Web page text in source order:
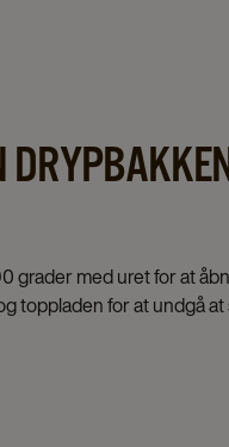
grader med uret for at
toppladen for at undgå